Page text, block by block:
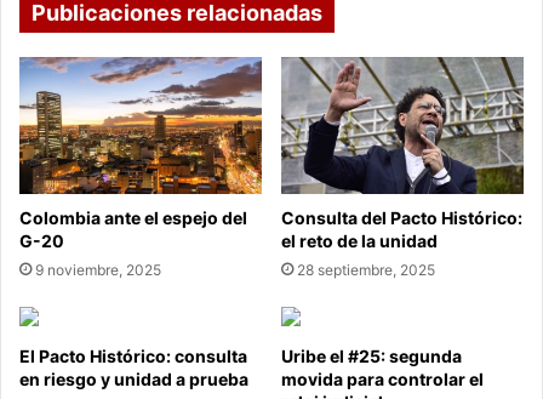
Publicaciones relacionadas
Colombia ante el espejo del
G-20
9 noviembre, 2025
Consulta del Pacto Histórico:
el reto de la unidad
28 septiembre, 2025
El Pacto Histórico: consulta
en riesgo y unidad a prueba
Uribe el #25: segunda
movida para controlar el